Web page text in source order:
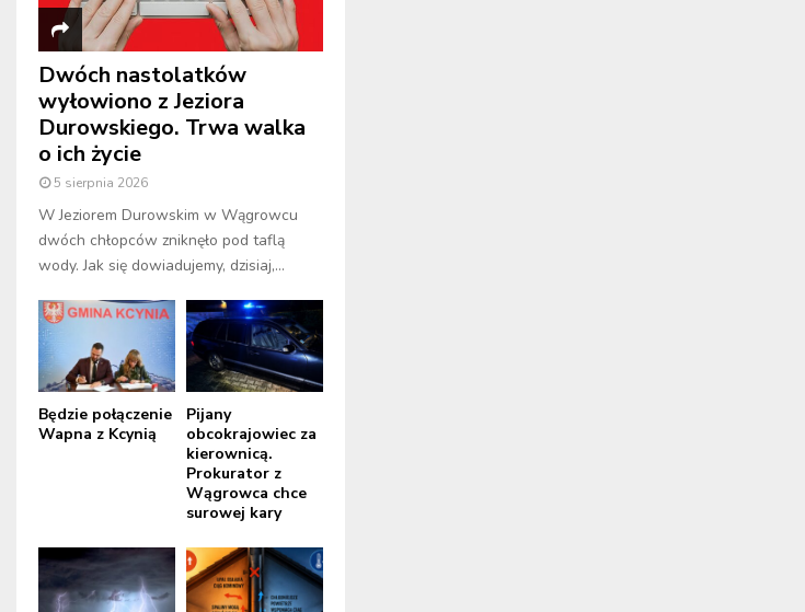
Dwóch nastolatków
wyłowiono z Jeziora
Durowskiego. Trwa walka
o ich życie
5 sierpnia 2026
W Jeziorem Durowskim w Wągrowcu
dwóch chłopców zniknęło pod taflą
wody. Jak się dowiadujemy, dzisiaj,...
Będzie połączenie
Wapna z Kcynią
Pijany
obcokrajowiec za
kierownicą.
Prokurator z
Wągrowca chce
surowej kary